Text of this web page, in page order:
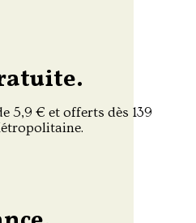
5,9 € et offerts dès 139